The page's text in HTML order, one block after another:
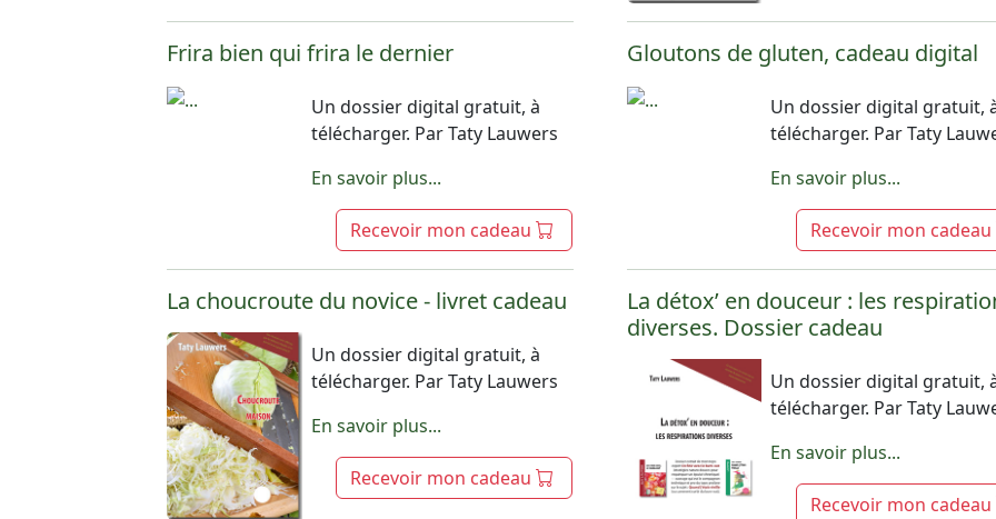
Frira bien qui frira le dernier
Un dossier digital gratuit, à
télécharger. Par Taty Lauwers
En savoir plus...
Recevoir mon cadeau
Gloutons de gluten, cadeau digital
Un dossier digital gratuit,
télécharger. Par Taty
En savoir plus...
Recevoir mon cadeau
La choucroute du novice - livret cadeau
Un dossier digital gratuit, à
télécharger. Par Taty Lauwers
En savoir plus...
Recevoir mon cadeau
La détox’ en douceur : les
diverses. Dossier cadeau
Un dossier digital gratuit,
télécharger. Par Taty
En savoir plus...
Recevoir mon cadeau